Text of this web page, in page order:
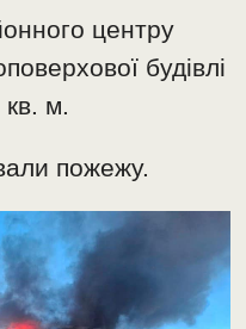
центру
будівлі
кв. м.
пожежу.